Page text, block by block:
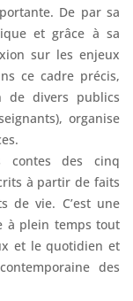
De par sa
et grâce à sa
sur les enjeux
ce cadre précis,
de divers publics
organise
contes des cinq
à partir de faits
de vie. C’est une
à plein temps tout
et le quotidien et
des